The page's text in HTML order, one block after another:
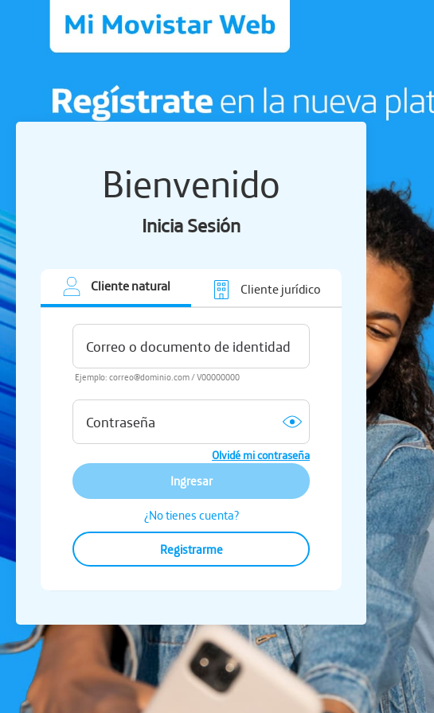
Bienvenido
Inicia Sesión
Cliente natural Cliente jurídico
Ejemplo: correo@dominio.com / V00000000
Olvidé mi contraseña
Ingresar
¿No tienes cuenta?
Registrarme